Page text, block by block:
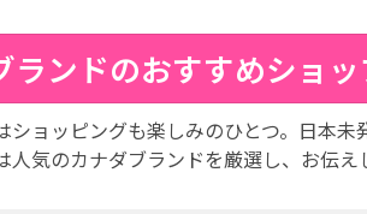
ランドのおすすめショ
ショッピングも楽しみのひとつ。日本
人気のカナダブランドを厳選し、お伝え